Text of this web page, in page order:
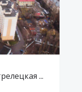
Жилой квартал – ул. Пешестрелецкая и ул. Дорожная